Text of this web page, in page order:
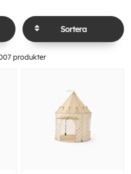
Sortera
produkter